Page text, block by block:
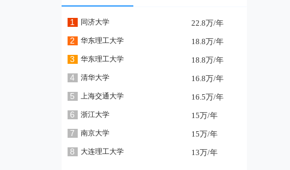
1 同济大学 22.8万/年
2 华东理工大学 18.8万/年
3 华东理工大学 18.8万/年
4 清华大学 16.8万/年
5 上海交通大学 16.5万/年
6 浙江大学 15万/年
7 南京大学 15万/年
8 大连理工大学 13万/年